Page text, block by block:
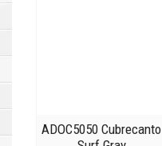
ADOC5050 Cubrecanto